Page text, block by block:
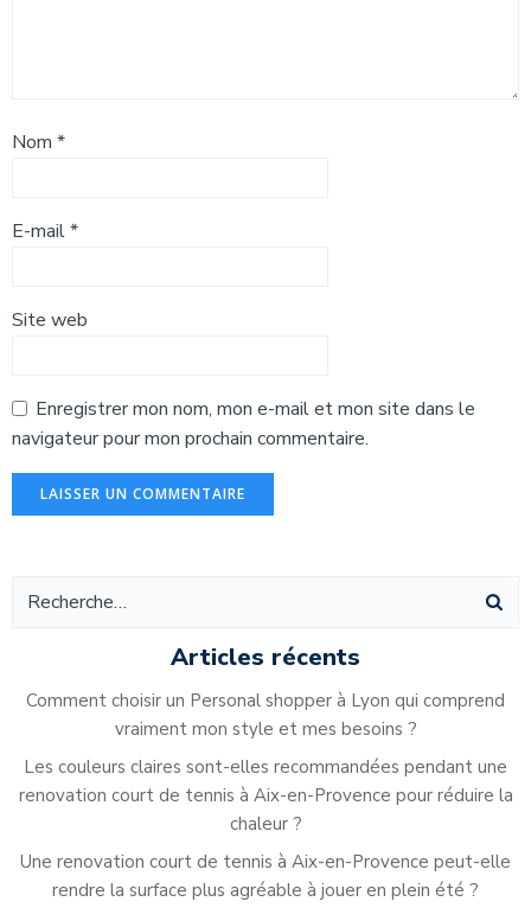
Nom *
E-mail*
Site web
Enregistrer mon nom, mon e-mail et mon site dans le
navigateur pour mon prochain commentaire.
Articles récents
Comment choisir un Personal shopper à Lyon qui comprend
vraiment mon style et mes besoins ?
Les couleurs claires sont-elles recommandées pendant une
renovation court de tennis à Aix-en-Provence pour réduire la
chaleur ?
Une renovation court de tennis à Aix-en-Provence peut-elle
rendre la surface plus agréable à jouer en plein été ?